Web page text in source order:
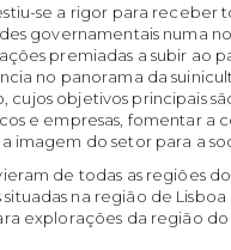
se a rigor para receber
governamentais numa
premiadas a subir ao
no panorama da
cujos objetivos principais
e empresas, fomentar a
imagem do setor para a
de todas as regiões
na região de Lisboa
explorações da região do